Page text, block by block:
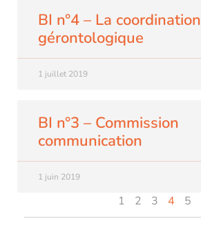
BI n°4 – La coordination
gérontologique
1 juillet 2019
BI n°3 – Commission
communication
1 juin 2019
1 2 3 4 5